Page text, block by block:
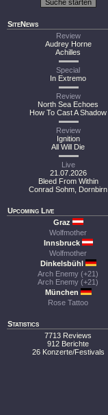
SiteNews
Review
Audrey Horne
Achilles
Special
In Extremo
Review
North Sea Echoes
How To Cast A Shadow
Review
Ignition
All Will Die
Live
21.07.2026
Bleed From Within
Conrad Sohm, Dornbirn
Upcoming Live
Graz
Wolfmother
Innsbruck
Wolfmother
Dinkelsbühl
Arch Enemy (+21)
Arch Enemy (+21)
München
Rose Tattoo
Statistics
7713 Reviews
912 Berichte
26 Konzerte/Festivals